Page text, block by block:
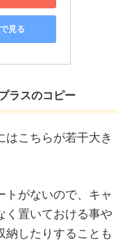
見る
ラスのコピー
はこちらが若干大き
トがないので、キャ
く置いておける事や
納したりすることも